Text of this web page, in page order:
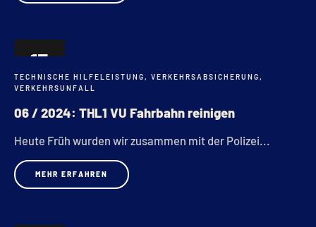
15
MÄRZ
TECHNISCHE HILFELEISTUNG, VERKEHRSABSICHERUNG,
VERKEHRSUNFALL
06 / 2024: THL1 VU Fahrbahn reinigen
Heute Früh wurden wir zusammen mit der Polizei...
MEHR ERFAHREN